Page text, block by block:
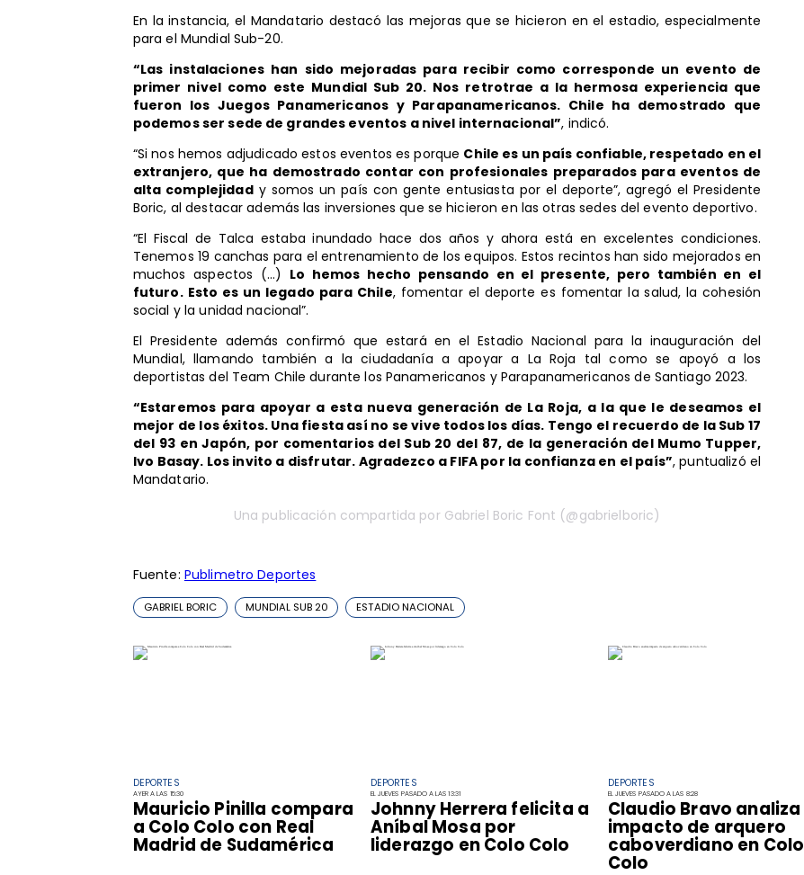
DEPORTES
AYER A LAS 15:30
Mauricio Pinilla compara
a Colo Colo con Real
Madrid de Sudamérica
DEPORTES
EL JUEVES PASADO A LAS 13:31
Johnny Herrera felicita a
Aníbal Mosa por
liderazgo en Colo Colo
DEPORTES
EL JUEVES PASADO A LAS 8:28
Claudio Bravo analiza
impacto de arquero
caboverdiano en Colo
Colo
En la instancia, el Mandatario destacó las mejoras que se hicieron en el estadio, especialmente
para el Mundial Sub-20.
“Las instalaciones han sido mejoradas para recibir como corresponde un evento de
primer nivel como este Mundial Sub 20. Nos retrotrae a la hermosa experiencia que
fueron los Juegos Panamericanos y Parapanamericanos. Chile ha demostrado que
podemos ser sede de grandes eventos a nivel internacional”, indicó.
“Si nos hemos adjudicado estos eventos es porque Chile es un país confiable, respetado en el
extranjero, que ha demostrado contar con profesionales preparados para eventos de
alta complejidady somos un país con gente entusiasta por el deporte”, agregó el Presidente
Boric, al destacar además las inversiones que se hicieron en las otras sedes del evento deportivo.
“El Fiscal de Talca estaba inundado hace dos años y ahora está en excelentes condiciones.
Tenemos 19 canchas para el entrenamiento de los equipos. Estos recintos han sido mejorados en
muchos aspectos (...) Lo hemos hecho pensando en el presente, pero también en el
futuro. Esto es un legado para Chile, fomentar el deporte es fomentar la salud, la cohesión
social y la unidad nacional”.
El Presidente además confirmó que estará en el Estadio Nacional para la inauguración del
Mundial, llamando también a la ciudadanía a apoyar a La Roja tal como se apoyó a los
deportistas del Team Chile durante los Panamericanos y Parapanamericanos de Santiago 2023.
“Estaremos para apoyar a esta nueva generación de La Roja, a la que le deseamos el
mejor de los éxitos. Una fiesta así no se vive todos los días. Tengo el recuerdo de la Sub 17
del 93 en Japón, por comentarios del Sub 20 del 87, de la generación del Mumo Tupper,
Ivo Basay. Los invito a disfrutar. Agradezco a FIFA por la confianza en el país”, puntualizó el
Mandatario.
Una publicación compartida por Gabriel Boric Font (@gabrielboric)
Fuente: Publimetro Deportes
GABRIEL BORIC MUNDIAL SUB 20 ESTADIO NACIONAL